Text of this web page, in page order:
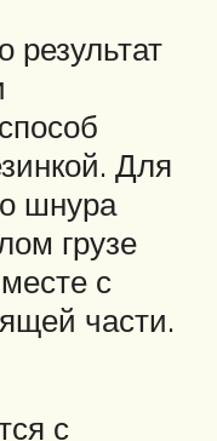
результат
Для
шнура
грузе
с
части.
с